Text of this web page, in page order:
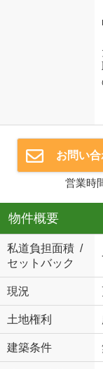
お問い合
営業時
物件概要
私道負担面積 /
セットバック
現況
土地権利
建築条件